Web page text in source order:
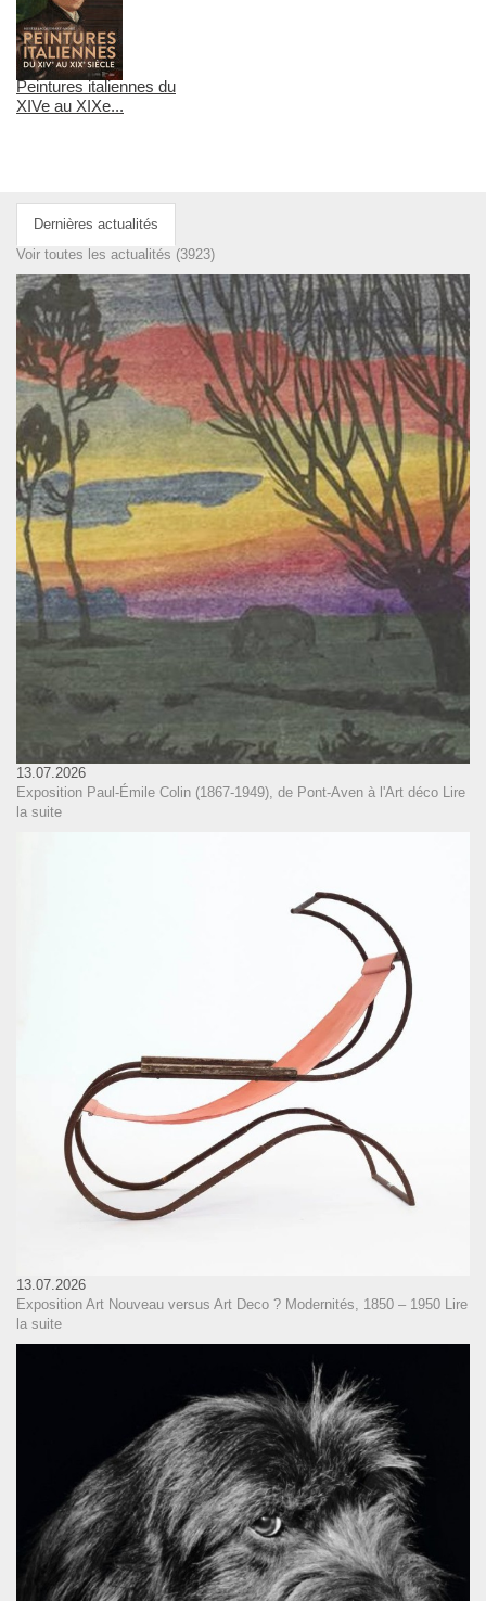
Peintures italiennes du
XIVe au XIXe...
Dernières actualités
Voir toutes les actualités (3923)
13.07.2026
Exposition Paul-Émile Colin (1867-1949), de Pont-Aven à l'Art déco Lire
la suite
13.07.2026
Exposition Art Nouveau versus Art Deco ? Modernités, 1850 – 1950 Lire
la suite